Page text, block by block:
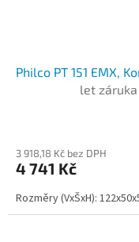
Philco PT 151 EMX,
let záruka
3 918,18 Kč bez DPH
4 741 Kč
Rozměry (VxŠxH):